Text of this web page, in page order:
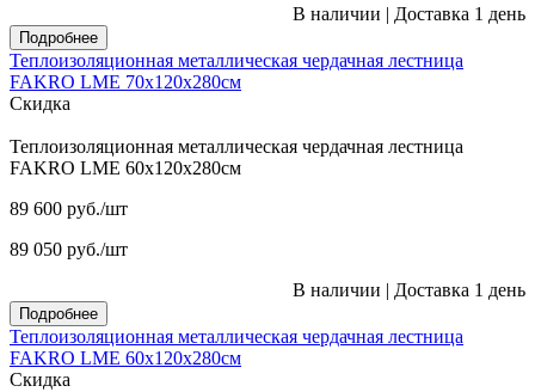
В наличии | Доставка 1 день
Подробнее
Теплоизоляционная металлическая чердачная лестница
FAKRO LME 70х120х280см
Скидка
Теплоизоляционная металлическая чердачная лестница
FAKRO LME 60х120х280см
89 600 руб./шт
89 050 руб./шт
В наличии | Доставка 1 день
Подробнее
Теплоизоляционная металлическая чердачная лестница
FAKRO LME 60х120х280см
Скидка